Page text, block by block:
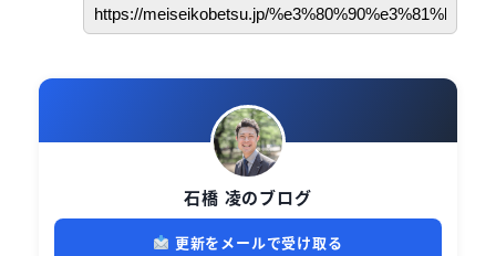
石橋 凌のブログ
更新をメールで受け取る